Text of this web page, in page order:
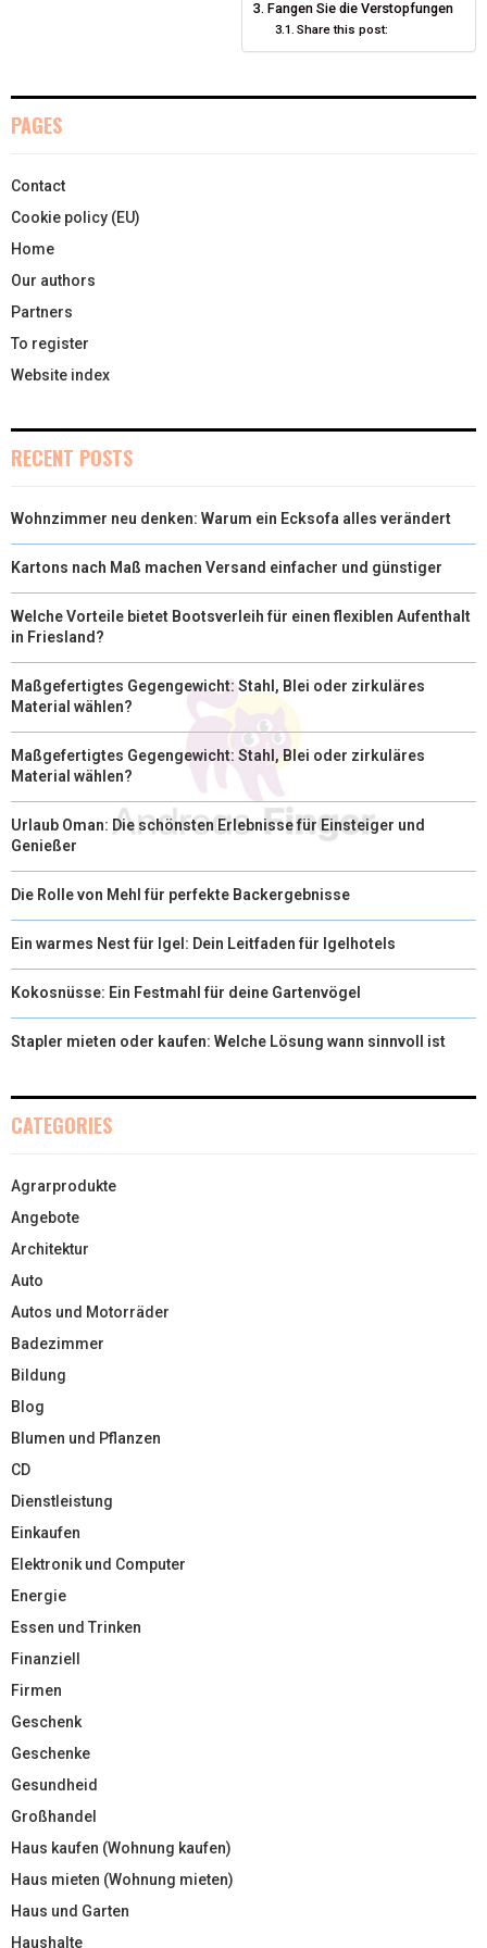
E
S
I
N
Fangen Sie die Verstopfungen
Share this post:
PAGES
Contact
Cookie policy (EU)
Home
Our authors
Partners
To register
Website index
RECENT POSTS
Wohnzimmer neu denken: Warum ein Ecksofa alles verändert
Kartons nach Maß machen Versand einfacher und günstiger
Welche Vorteile bietet Bootsverleih für einen flexiblen Aufenthalt
in Friesland?
Maßgefertigtes Gegengewicht: Stahl, Blei oder zirkuläres
Material wählen?
Maßgefertigtes Gegengewicht: Stahl, Blei oder zirkuläres
Material wählen?
Urlaub Oman: Die schönsten Erlebnisse für Einsteiger und
Genießer
Die Rolle von Mehl für perfekte Backergebnisse
Ein warmes Nest für Igel: Dein Leitfaden für Igelhotels
Kokosnüsse: Ein Festmahl für deine Gartenvögel
Stapler mieten oder kaufen: Welche Lösung wann sinnvoll ist
CATEGORIES
Agrarprodukte
Angebote
Architektur
Auto
Autos und Motorräder
Badezimmer
Bildung
Blog
Blumen und Pflanzen
CD
Dienstleistung
Einkaufen
Elektronik und Computer
Energie
Essen und Trinken
Finanziell
Firmen
Geschenk
Geschenke
Gesundheid
Großhandel
Haus kaufen (Wohnung kaufen)
Haus mieten (Wohnung mieten)
Haus und Garten
Haushalte